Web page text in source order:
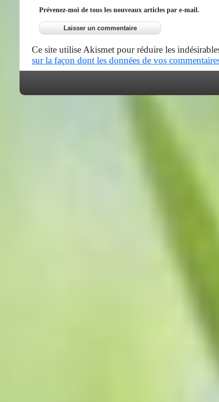
Prévenez-moi de tous les nouveaux articles par e-mail.
Ce site utilise Akismet pour réduire les
sur la façon dont les données de vos